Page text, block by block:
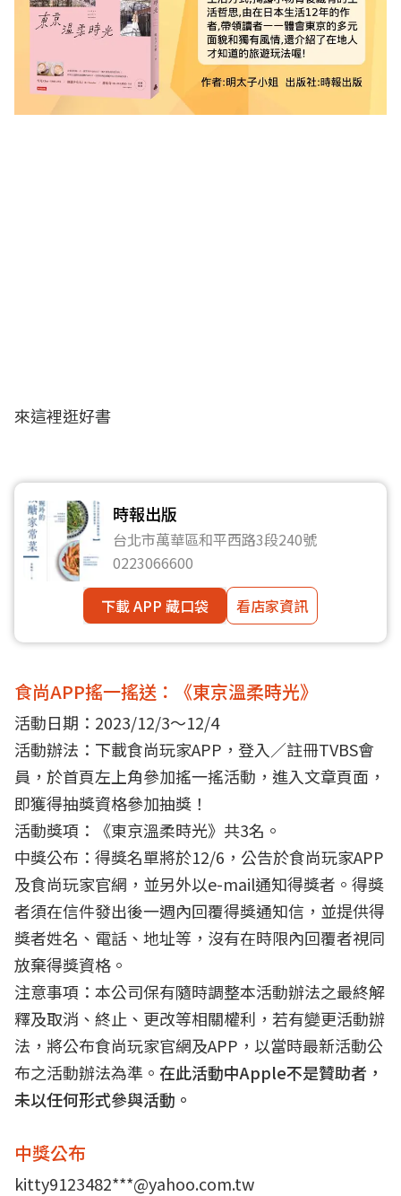
來這裡逛好書
時報出版
台北市萬華區和平西路3段240號
0223066600
下載 APP 藏口袋
看店家資訊
食尚APP搖一搖送：《東京溫柔時光》
活動日期：2023/12/3～12/4
活動辦法： 下載食尚玩家APP ，登入／註冊TVBS會
員，於首頁左上角參加搖一搖活動，進入文章頁面，
即獲得抽獎資格參加抽獎！
活動獎項：《東京溫柔時光》共3名。
中獎公布：得獎名單將於12/6，公告於食尚玩家APP
及食尚玩家官網，並另外以e-mail通知得獎者。得獎
者須在信件發出後一週內回覆得獎通知信，並提供得
獎者姓名、電話、地址等，沒有在時限內回覆者視同
放棄得獎資格。
注意事項：本公司保有隨時調整本活動辦法之最終解
釋及取消、終止、更改等相關權利，若有變更活動辦
法，將公布食尚玩家官網及APP，以當時最新活動公
布之活動辦法為準。 在此活動中Apple不是贊助者，
未以任何形式參與活動。
中獎公布
kitty9123482***@yahoo.com.tw